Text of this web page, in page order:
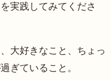
実践してみてくださ
大好きなこと、ちょっ
ぎていること。